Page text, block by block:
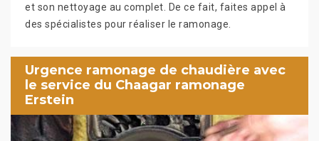
et son nettoyage au complet. De ce fait, faites appel à
des spécialistes pour réaliser le ramonage.
Urgence ramonage de chaudière avec
le service du Chaagar ramonage
Erstein